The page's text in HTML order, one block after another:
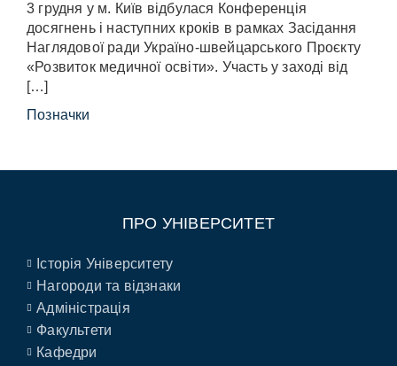
3 грудня у м. Київ відбулася Конференція
досягнень і наступних кроків в рамках Засідання
Наглядової ради Україно-швейцарського Проєкту
«Розвиток медичної освіти». Участь у заході від
[…]
Позначки
ПРО УНІВЕРСИТЕТ
Історія Університету
Нагороди та відзнаки
Адміністрація
Факультети
Кафедри